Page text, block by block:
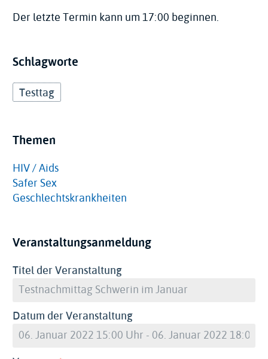
Der letzte Termin kann um 17:00 beginnen.
Schlagworte
Testtag
Themen
HIV / Aids
Safer Sex
Geschlechtskrankheiten
Veranstaltungsanmeldung
Titel der Veranstaltung
Datum der Veranstaltung